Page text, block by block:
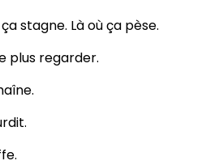
stagne. Là où ça pèse.
plus regarder.